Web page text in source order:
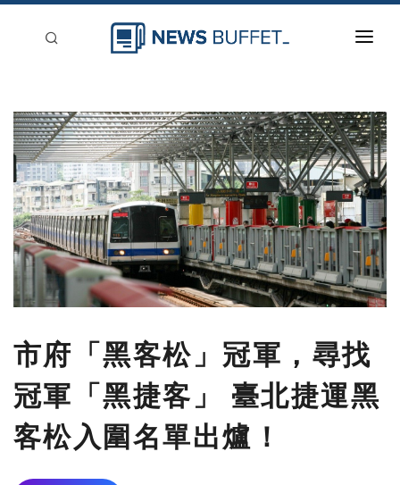
新聞稿分類
登入
刊登
市府「黑客松」冠軍，尋找
冠軍「黑捷客」 臺北捷運黑
客松入圍名單出爐！